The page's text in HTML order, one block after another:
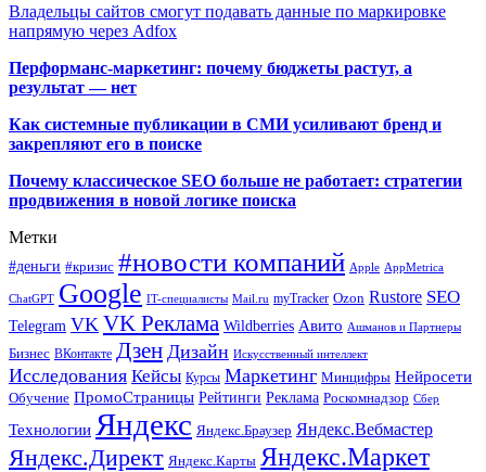
Владельцы сайтов смогут подавать данные по маркировке
напрямую через Adfox
Перформанс-маркетинг: почему бюджеты растут, а
результат — нет
Как системные публикации в СМИ усиливают бренд и
закрепляют его в поиске
Почему классическое SEO больше не работает: стратегии
продвижения в новой логике поиска
Метки
#деньги #кризис #новости компаний Apple AppMetrica
ChatGPT Google IT-специалисты Mail.ru myTracker Ozon Rustore SEO
Telegram VK VK Реклама Wildberries Авито Ашманов и Партнеры
Бизнес ВКонтакте Дзен Дизайн Искусственный интеллект
Исследования Кейсы Курсы Маркетинг Минцифры Нейросети
Обучение ПромоСтраницы Рейтинги Реклама Роскомнадзор Сбер
Технологии Яндекс Яндекс.Браузер Яндекс.Вебмастер
Яндекс.Директ Яндекс.Карты Яндекс.Маркет